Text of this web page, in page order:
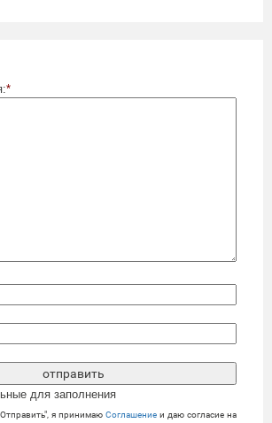
*
для заполнения
я принимаю Cоглашение и даю согласие на